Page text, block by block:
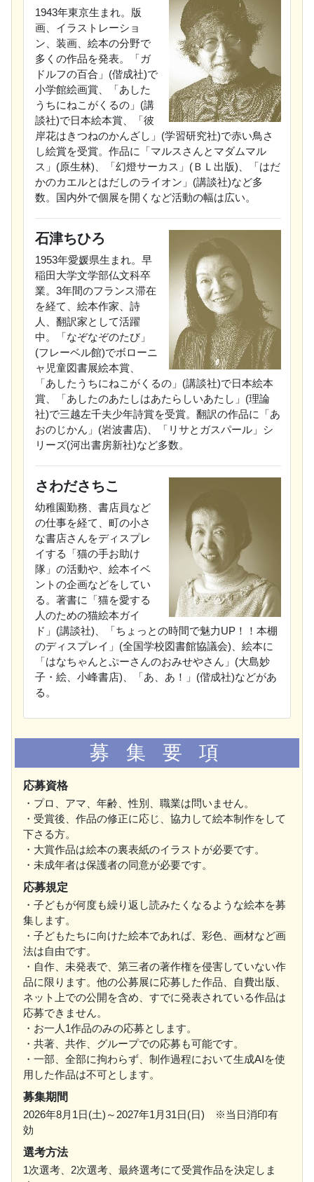
1943年東京生まれ。版
画、イラストレーショ
ン、装画、絵本の分野で
多くの作品を発表。「ガ
ドルフの百合」(偕成社)で
小学館絵画賞、「あした
うちにねこがくるの」(講
談社)で日本絵本賞、「彼
岸花はきつねのかんざし」(学習研究社)で赤い鳥さ
し絵賞を受賞。作品に「マルスさんとマダムマル
ス」(原生林)、「幻燈サーカス」(ＢＬ出版)、「はだ
かのカエルとはだしのライオン」(講談社)など多
数。国内外で個展を開くなど活動の幅は広い。
石津ちひろ
1953年愛媛県生まれ。早
稲田大学文学部仏文科卒
業。3年間のフランス滞在
を経て、絵本作家、詩
人、翻訳家として活躍
中。「なぞなぞのたび」
(フレーベル館)でボローニ
ャ児童図書展絵本賞、
「あしたうちにねこがくるの」(講談社)で日本絵本
賞、「あしたのあたしはあたらしいあたし」(理論
社)で三越左千夫少年詩賞を受賞。翻訳の作品に「あ
おのじかん」(岩波書店)、「リサとガスパール」シ
リーズ(河出書房新社)など多数。
さわださちこ
幼稚園勤務、書店員など
の仕事を経て、町の小さ
な書店さんをディスプレ
イする「猫の手お助け
隊」の活動や、絵本イベ
ントの企画などをしてい
る。著書に「猫を愛する
人のための猫絵本ガイ
ド」(講談社)、「ちょっとの時間で魅力UP！！本棚
のディスプレイ」(全国学校図書館協議会)、絵本に
「はなちゃんとぷーさんのおみせやさん」(大島妙
子・絵、小峰書店)、「あ、あ！」(偕成社)などがあ
る。
募 集 要 項
応募資格
・プロ、アマ、年齢、性別、職業は問いません。
・受賞後、作品の修正に応じ、協力して絵本制作をして
下さる方。
・大賞作品は絵本の裏表紙のイラストが必要です。
・未成年者は保護者の同意が必要です。
応募規定
・子どもが何度も繰り返し読みたくなるような絵本を募
集します。
・子どもたちに向けた絵本であれば、彩色、画材など画
法は自由です。
・自作、未発表で、第三者の著作権を侵害していない作
品に限ります。他の公募展に応募した作品、自費出版、
ネット上での公開を含め、すでに発表されている作品は
応募できません。
・お一人1作品のみの応募とします。
・共著、共作、グループでの応募も可能です。
・一部、全部に拘わらず、制作過程において生成AIを使
用した作品は不可とします。
募集期間
2026年8月1日(土)～2027年1月31日(日) ※当日消印有
効
選考方法
1次選考、2次選考、最終選考にて受賞作品を決定しま